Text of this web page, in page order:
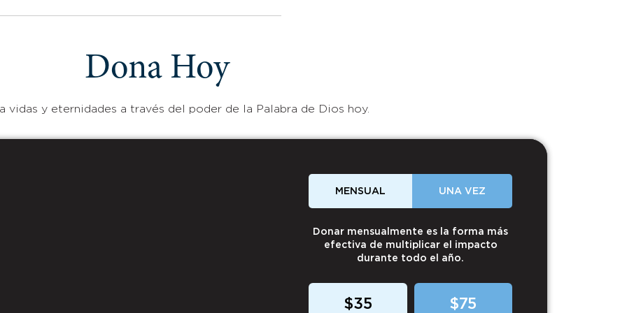
Dona Hoy
vidas y eternidades a través del poder de la Palabra de Dios hoy.
MENSUAL UNA VEZ
Donar mensualmente es la forma más
efectiva de multiplicar el impacto
durante todo el año.
$35 $75